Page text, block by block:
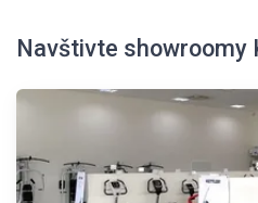
Navštivte showroomy